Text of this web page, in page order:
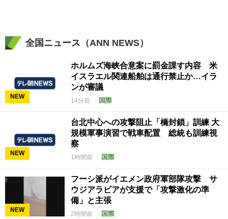
全国ニュース（ANN NEWS）
NEW
ホルムズ海峡合意案に罰金課す内容 米
イスラエル関連船舶は通行禁止か…イラ
ンが審議
14分前 国際
NEW
台北中心への攻撃阻止「橋封鎖」訓練 大
規模軍事演習で戦車配置 総統も訓練視
察
1時間前 国際
NEW
フーシ派がイエメン政府軍部隊攻撃 サ
ウジアラビアが支援で「攻撃激化の準
備」と主張
2時間前 国際